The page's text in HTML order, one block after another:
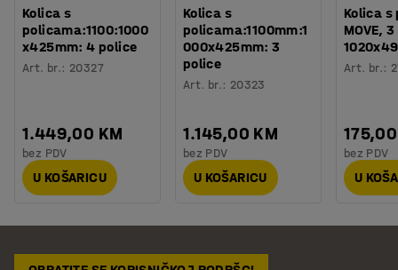
Kolica s
policama:1100:1000
x425mm: 4 police
Art. br.: 20327
1.449,00 KM
bez PDV
U KOŠARICU
Kolica s
policama:1100mm:1
000x425mm: 3
police
Art. br.: 20323
1.145,00 KM
bez PDV
U KOŠARICU
Kolica
MOVE,
Art. br.:
bez PDV
U